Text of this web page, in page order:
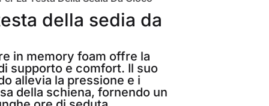
Español
Italiano
Français
Canada
Japan
Setup da gaming smart
€129
€29
Eventi Recensioni
della sedia da
in memory foam offre la
supporto e comfort. Il suo
allevia la pressione e i
della schiena, fornendo un